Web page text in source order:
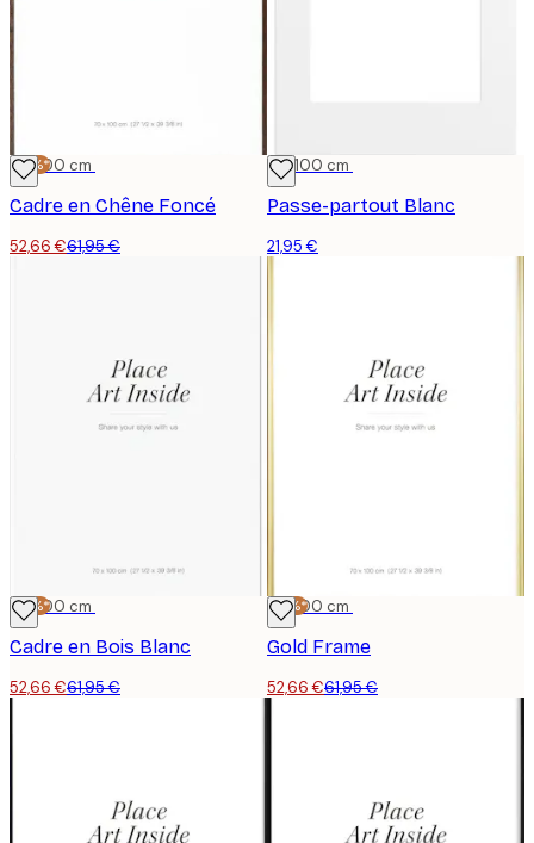
-15%*
70x100 cm
Cadre en Chêne Foncé
52,66 €61,95 €
70x100 cm
Passe-partout Blanc
21,95 €
-15%*
70x100 cm
Cadre en Bois Blanc
52,66 €61,95 €
-15%*
70x100 cm
Gold Frame
52,66 €61,95 €